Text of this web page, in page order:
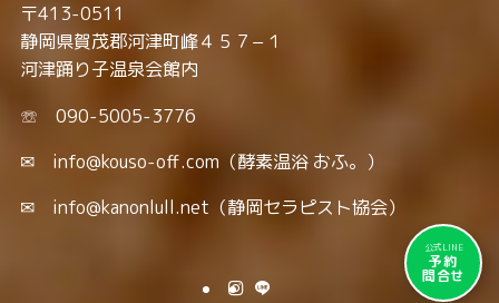
公式LINE
予約
問合せ
〒413-0511
静岡県賀茂郡河津町峰４５７−１
河津踊り子温泉会館内
☏ 090-5005-3776
✉ info@kouso-off.com（酵素温浴 おふ。）
✉ info@kanonlull.net（静岡セラピスト協会）